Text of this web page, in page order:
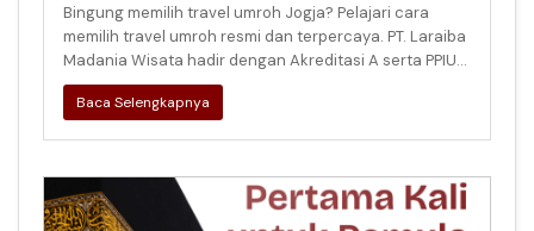
Bingung memilih travel umroh Jogja? Pelajari cara
memilih travel umroh resmi dan terpercaya. PT. Laraiba
Madania Wisata hadir dengan Akreditasi A serta PPIU
& PIHK Resmi.
Baca Selengkapnya